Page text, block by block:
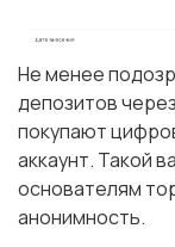
Не менее
депозитов
покупают
аккаунт. Такой
основателям
анонимность.